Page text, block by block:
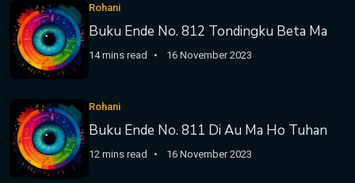
Rohani
Buku Ende No. 812 Tondingku Beta Ma
14 mins read 16 November 2023
Rohani
Buku Ende No. 811 Di Au Ma Ho Tuhan
12 mins read 16 November 2023